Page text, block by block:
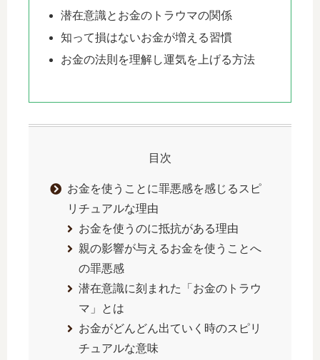
潜在意識とお金のトラウマの関係
知って損はないお金が増える習慣
お金の法則を理解し運気を上げる方法
目次
お金を使うことに罪悪感を感じるスピ
リチュアルな理由
お金を使うのに抵抗がある理由
親の影響が与えるお金を使うことへ
の罪悪感
潜在意識に刻まれた「お金のトラウ
マ」とは
お金がどんどん出ていく時のスピリ
チュアルな意味